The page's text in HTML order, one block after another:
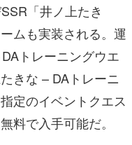
「井ノ上たき
ムも実装される。運
トレーニングウエ
きな – DAトレーニ
定のイベントクエス
料で入手可能だ。